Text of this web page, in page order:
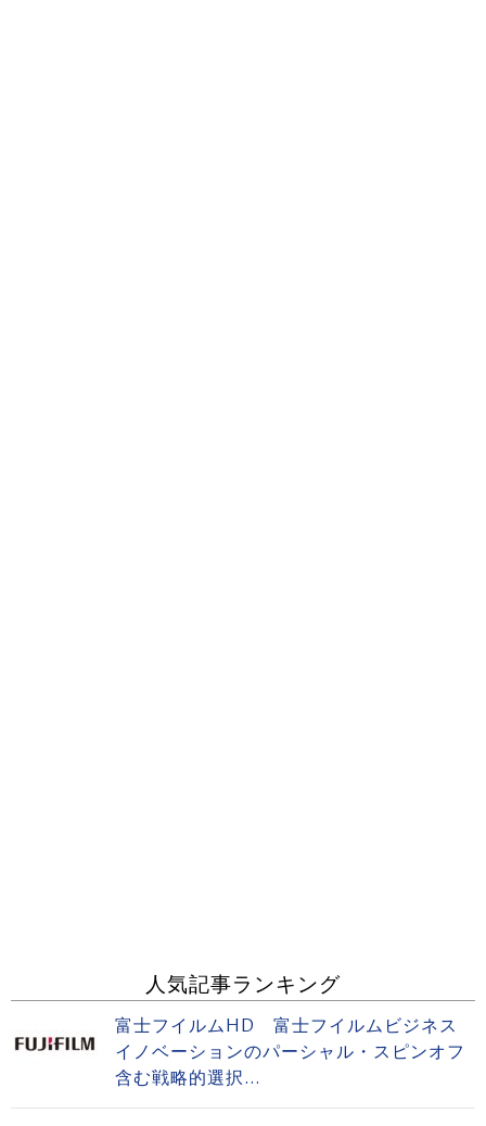
人気記事ランキング
富士フイルムHD 富士フイルムビジネス
イノベーションのパーシャル・スピンオフ
含む戦略的選択...